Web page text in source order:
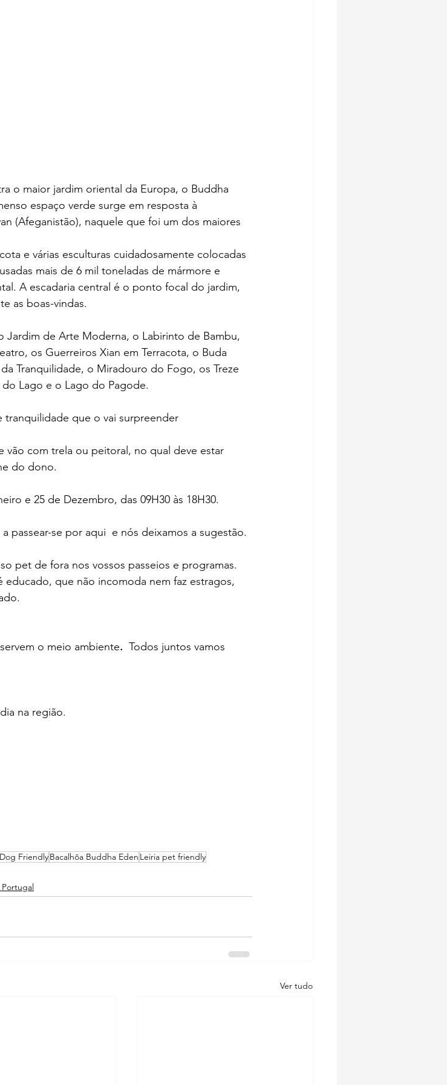
o maior jardim oriental da Europa, o Buddha
espaço verde surge em resposta à
(Afeganistão), naquele que foi um dos maiores
e várias esculturas cuidadosamente colocadas
mais de 6 mil toneladas de mármore e
A escadaria central é o ponto focal do jardim,
as boas-vindas.
Jardim de Arte Moderna, o Labirinto de Bambu,
os Guerreiros Xian em Terracota, o Buda
Tranquilidade, o Miradouro do Fogo, os Treze
Lago e o Lago do Pagode.
tranquilidade que o vai surpreender
vão com trela ou peitoral, no qual deve estar
do dono.
e 25 de Dezembro, das 09H30 às 18H30.
passear-se por aqui  e nós deixamos a sugestão.
pet de fora nos vossos passeios e programas.
educado, que não incomoda nem faz estragos,
o meio ambiente. Todos juntos vamos
na região.
FriendlyBacalhôa Buddha Eden Leiria pet friendly
Ver tudo